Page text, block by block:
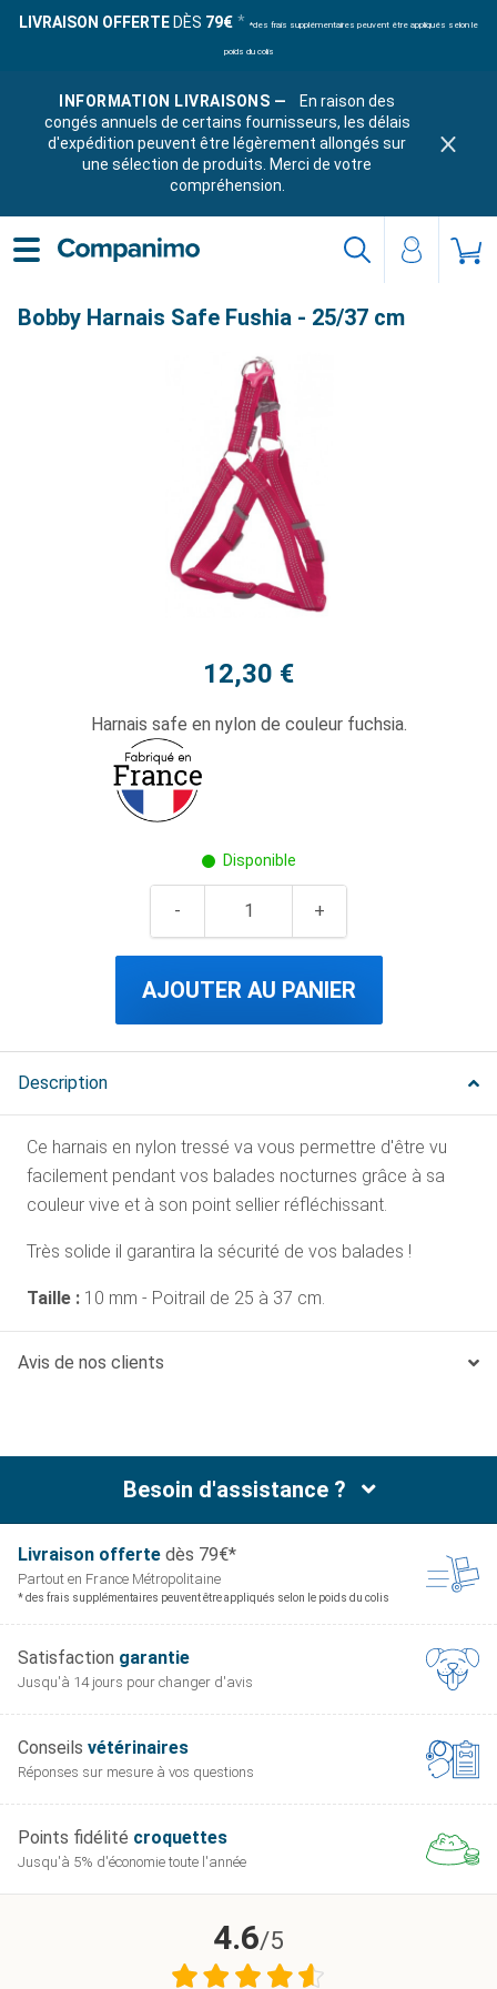
LIVRAISON OFFERTE DÈS 79€ *des frais supplémentaires peuvent être appliqués selon le
poids du colis
INFORMATION LIVRAISONS —
En raison des
congés annuels de certains fournisseurs, les délais
d'expédition peuvent être légèrement allongés sur
une sélection de produits. Merci de votre
compréhension.
Bobby Harnais Safe Fushia - 25/37 cm
12,30 €
Harnais safe en nylon de couleur fuchsia.
Disponible
AJOUTER AU PANIER
Description
Ce harnais en nylon tressé va vous permettre d'être vu
facilement pendant vos balades nocturnes grâce à sa
couleur vive et à son point sellier réfléchissant.
Très solide il garantira la sécurité de vos balades !
Taille : 10 mm - Poitrail de 25 à 37 cm.
Avis de nos clients
Besoin d'assistance ?
Livraison offerte dès 79€*
Partout en France Métropolitaine
* des frais supplémentaires peuvent être appliqués selon le poids du colis
Satisfaction garantie
Jusqu'à 14 jours pour changer d'avis
Conseils vétérinaires
Réponses sur mesure à vos questions
Points fidélité croquettes
Jusqu'à 5% d'économie toute l'année
4.6/5